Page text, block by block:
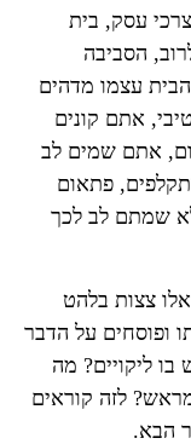
עסק, בית
או אפילו בית מגורם יד 2. לרוב, הסביבה
עצמו מדהים
אתם קונים
אתם שמים לב
פתאום
שמתם לב לכך
צצות בלהט
ופוסחים על הדבר
ליקויים? מה
לזה קוראים
הבא.